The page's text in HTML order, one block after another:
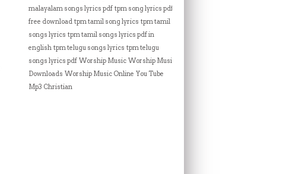
malayalam songs lyrics pdf tpm song lyrics pdf
free download tpm tamil song lyrics tpm tamil
songs lyrics tpm tamil songs lyrics pdf in
english tpm telugu songs lyrics tpm telugu
songs lyrics pdf Worship Music Worship Music
Downloads Worship Music Online You Tube
Mp3 Christian